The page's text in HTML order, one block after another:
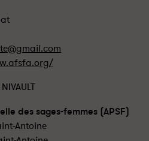
des sages-femmes (APSF)
Antoine